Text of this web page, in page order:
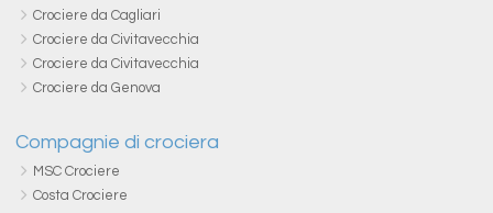
Crociere da Cagliari
Crociere da Civitavecchia
Crociere da Civitavecchia
Crociere da Genova
Compagnie di crociera
MSC Crociere
Costa Crociere